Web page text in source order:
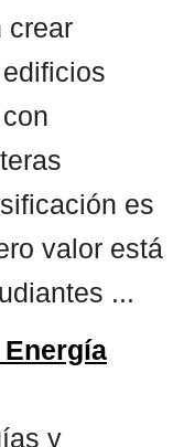
crear
es
valor está
...
y